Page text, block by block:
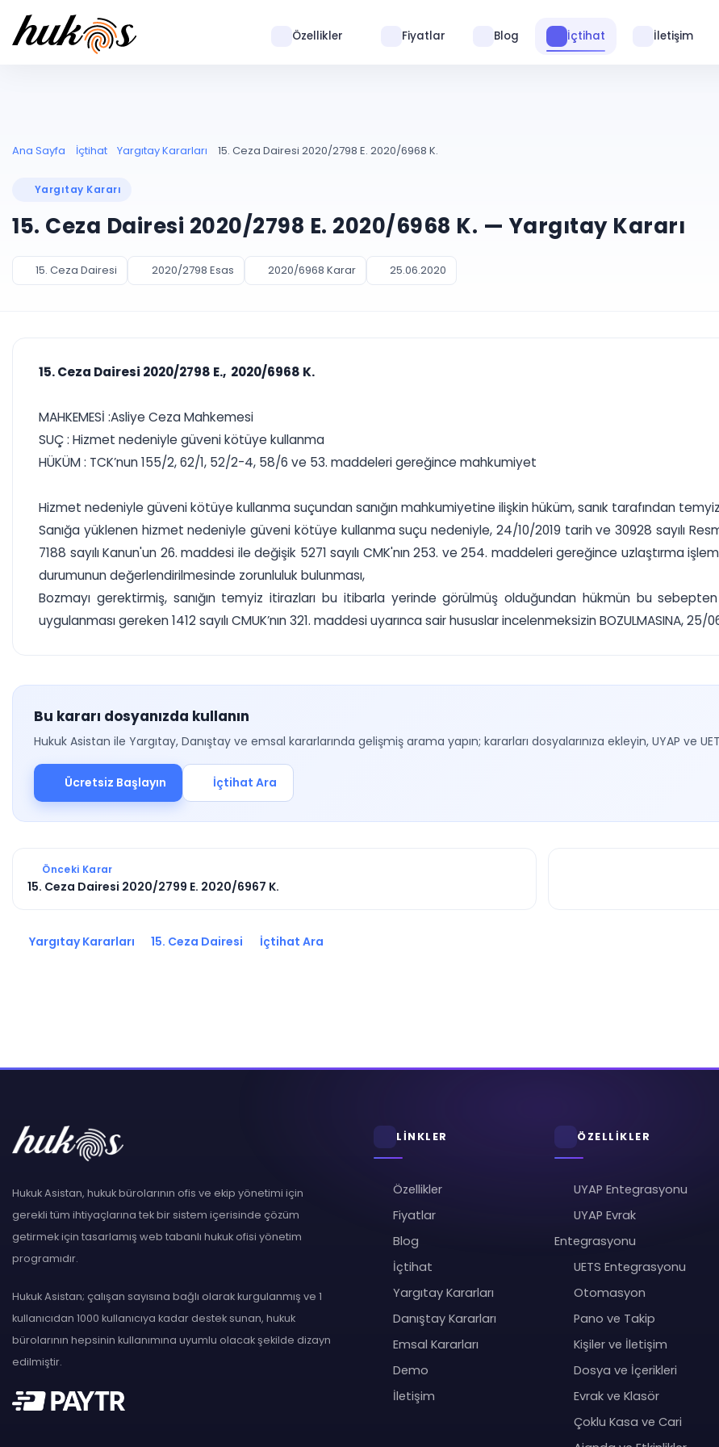
Özellikler Fiyatlar Blog İçtihat İletişim
Ana Sayfa İçtihat Yargıtay Kararları 15. Ceza Dairesi 2020/2798 E. 2020/6968 K.
Yargıtay Kararı
15. Ceza Dairesi 2020/2798 E. 2020/6968 K. — Yargıtay Kararı
15. Ceza Dairesi 2020/2798 Esas 2020/6968 Karar 25.06.2020
15. Ceza Dairesi 2020/2798 E., 2020/6968 K.
MAHKEMESİ :Asliye Ceza Mahkemesi
SUÇ : Hizmet nedeniyle güveni kötüye kullanma
HÜKÜM : TCK’nun 155/2, 62/1, 52/2-4, 58/6 ve 53. maddeleri gereğince mahkumiyet
Hizmet nedeniyle güveni kötüye kullanma suçundan sanığın mahkumiyetine ilişkin hüküm, sanık tarafından
Sanığa yüklenen hizmet nedeniyle güveni kötüye kullanma suçu nedeniyle, 24/10/2019 tarih ve 30928 sayılı
7188 sayılı Kanun'un 26. maddesi ile değişik 5271 sayılı CMK'nın 253. ve 254. maddeleri gereğince uzlaştırma
durumunun değerlendirilmesinde zorunluluk bulunması,
Bozmayı gerektirmiş, sanığın temyiz itirazları bu itibarla yerinde görülmüş olduğundan hükmün bu
uygulanması gereken 1412 sayılı CMUK’nın 321. maddesi uyarınca sair hususlar incelenmeksizin BOZULMASINA,
Bu kararı dosyanızda kullanın
Hukuk Asistan ile Yargıtay, Danıştay ve emsal kararlarında gelişmiş arama yapın; kararları dosyalarınıza ekleyin, UYAP ve
Ücretsiz Başlayın İçtihat Ara
Önceki Karar
15. Ceza Dairesi 2020/2799 E. 2020/6967 K.
Yargıtay Kararları 15. Ceza Dairesi İçtihat Ara
Hukuk Asistan, hukuk bürolarının ofis ve ekip yönetimi için
gerekli tüm ihtiyaçlarına tek bir sistem içerisinde çözüm
getirmek için tasarlamış web tabanlı hukuk ofisi yönetim
programıdır.
Hukuk Asistan; çalışan sayısına bağlı olarak kurgulanmış ve 1
kullanıcıdan 1000 kullanıcıya kadar destek sunan, hukuk
bürolarının hepsinin kullanımına uyumlu olacak şekilde dizayn
edilmiştir.
LİNKLER
Özellikler
Fiyatlar
Blog
İçtihat
Yargıtay Kararları
Danıştay Kararları
Emsal Kararları
Demo
İletişim
ÖZELLİKLER
UYAP Entegrasyonu
UYAP Evrak
Entegrasyonu
UETS Entegrasyonu
Otomasyon
Pano ve Takip
Kişiler ve İletişim
Dosya ve İçerikleri
Evrak ve Klasör
Çoklu Kasa ve Cari